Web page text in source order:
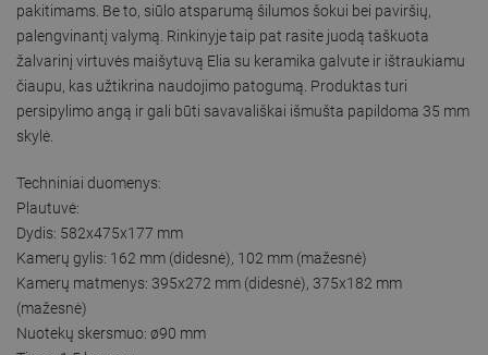
pakitimams. Be to, siūlo atsparumą šilumos šokui bei paviršių,
palengvinantį valymą. Rinkinyje taip pat rasite juodą taškuota
žalvarinį virtuvės maišytuvą Elia su keramika galvute ir ištraukiamu
čiaupu, kas užtikrina naudojimo patogumą. Produktas turi
persipylimo angą ir gali būti savavališkai išmušta papildoma 35 mm
skylė.
Techniniai duomenys:
Plautuvė:
Dydis: 582x475x177 mm
Kamerų gylis: 162 mm (didesnė), 102 mm (mažesnė)
Kamerų matmenys: 395x272 mm (didesnė), 375x182 mm
(mažesnė)
Nuotekų skersmuo: ø90 mm